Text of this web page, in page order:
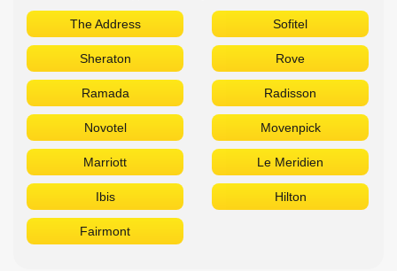
The Address Sofitel
Sheraton Rove
Ramada Radisson
Novotel Movenpick
Marriott Le Meridien
Ibis Hilton
Fairmont